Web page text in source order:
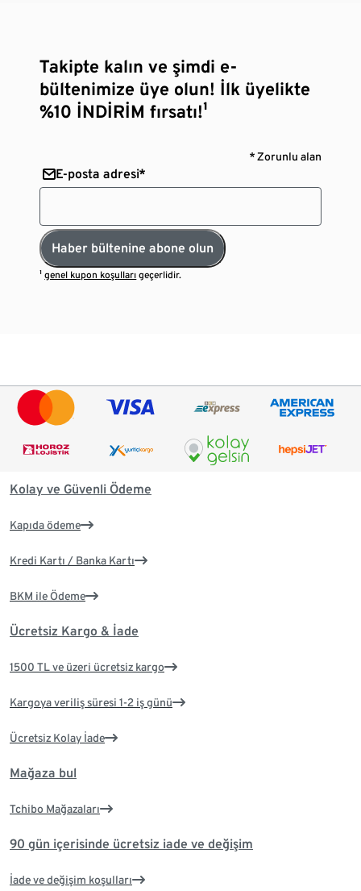
Takipte kalın ve şimdi e-
bültenimize üye olun! İlk üyelikte
%10 İNDİRİM fırsatı!¹
* Zorunlu alan
E-posta adresi*
Haber bültenine abone olun
¹genel kupon koşulları geçerlidir.
Kolay ve Güvenli Ödeme
Kapıda ödeme
Kredi Kartı / Banka Kartı
BKM ile Ödeme
Ücretsiz Kargo & İade
1500 TL ve üzeri ücretsiz kargo
Kargoya veriliş süresi 1-2 iş günü
Ücretsiz Kolay İade
Mağaza bul
Tchibo Mağazaları
90 gün içerisinde ücretsiz iade ve değişim
İade ve değişim koşulları